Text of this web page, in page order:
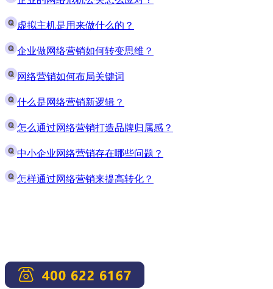
虚拟主机是用来做什么的？
企业做网络营销如何转变思维？
网络营销如何布局关键词
什么是网络营销新逻辑？
怎么通过网络营销打造品牌归属感？
中小企业网络营销存在哪些问题？
怎样通过网络营销来提高转化？